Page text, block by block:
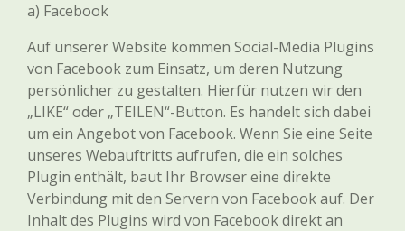
a) Facebook
Auf unserer Website kommen Social-Media Plugins
von Facebook zum Einsatz, um deren Nutzung
persönlicher zu gestalten. Hierfür nutzen wir den
„LIKE“ oder „TEILEN“-Button. Es handelt sich dabei
um ein Angebot von Facebook. Wenn Sie eine Seite
unseres Webauftritts aufrufen, die ein solches
Plugin enthält, baut Ihr Browser eine direkte
Verbindung mit den Servern von Facebook auf. Der
Inhalt des Plugins wird von Facebook direkt an